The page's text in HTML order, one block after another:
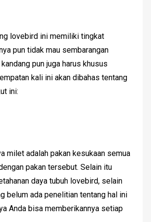
lovebird ini memiliki tingkat
pun tidak mau sembarangan
pun juga harus khusus
kali ini akan dibahas tentang
ini:
milet adalah pakan kesukaan semua
pakan tersebut. Selain itu
daya tubuh lovebird, selain
belum ada penelitian tentang hal ini
Anda bisa memberikannya setiap